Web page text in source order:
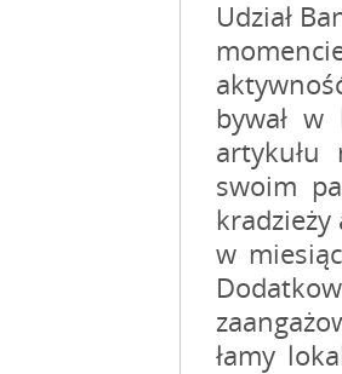
Udział
bywał w
artykułu
swoim
w
łamy